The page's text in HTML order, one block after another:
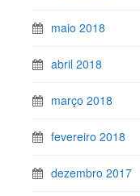
maio 2018
abril 2018
março 2018
fevereiro 2018
dezembro 2017